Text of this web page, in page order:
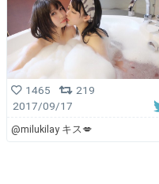
1465
219
2017/09/17
@milukilay キス💋